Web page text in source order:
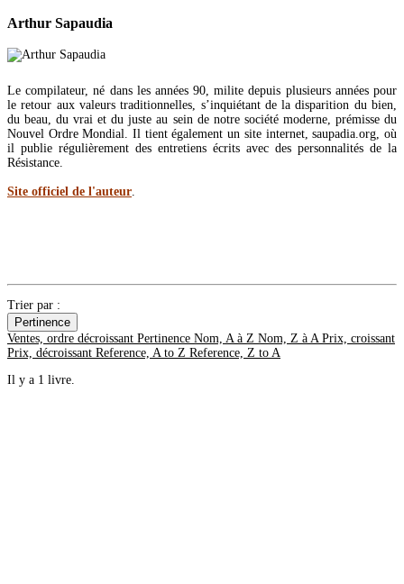
Arthur Sapaudia
Le compilateur, né dans les années 90, milite depuis plusieurs années pour
le retour aux valeurs traditionnelles, s’inquiétant de la disparition du bien,
du beau, du vrai et du juste au sein de notre société moderne, prémisse du
Nouvel Ordre Mondial. Il tient également un site internet, saupadia.org, où
il publie régulièrement des entretiens écrits avec des personnalités de la
Résistance.
Site officiel de l'auteur
Trier par :
Pertinence
Ventes, ordre décroissant Pertinence Nom, A à Z Nom, Z à A Prix, croissant
Prix, décroissant Reference, A to Z Reference, Z to A
Il y a 1 livre.